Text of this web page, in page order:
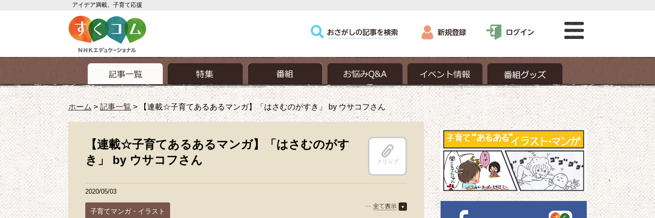
アイデア満載、子育て応援
ホーム>記事一覧>【連載☆子育てあるあるマンガ】「はさむのがすき」 by ウサコフさん
【連載☆子育てあるあるマンガ】「はさむのがす
き」 by ウサコフさん
クリップ
2020/05/03
子育てマンガ・イラスト